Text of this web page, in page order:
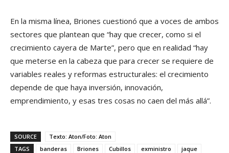
En la misma línea, Briones cuestionó que a voces de ambos
sectores que plantean que “hay que crecer, como si el
crecimiento cayera de Marte”, pero que en realidad “hay
que meterse en la cabeza que para crecer se requiere de
variables reales y reformas estructurales: el crecimiento
depende de que haya inversión, innovación,
emprendimiento, y esas tres cosas no caen del más allá”.
SOURCE
Texto: Aton/Foto: Aton
TAGS
banderas Briones Cubillos exministro jaque